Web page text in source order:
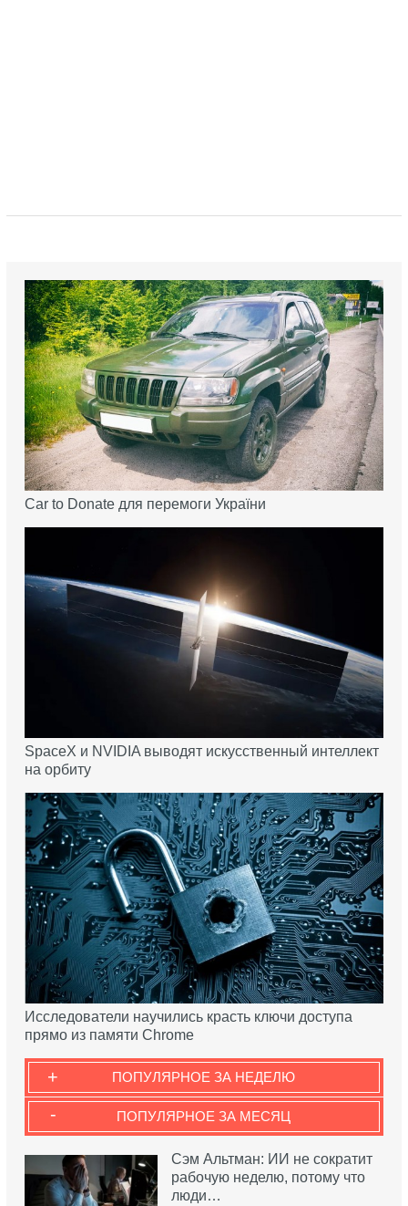
Car to Donate для перемоги України
SpaceX и NVIDIA выводят искусственный интеллект
на орбиту
Исследователи научились красть ключи доступа
прямо из памяти Chrome
ПОПУЛЯРНОЕ ЗА НЕДЕЛЮ
+
ПОПУЛЯРНОЕ ЗА МЕСЯЦ
-
Сэм Альтман: ИИ не сократит
рабочую неделю, потому что
люди…